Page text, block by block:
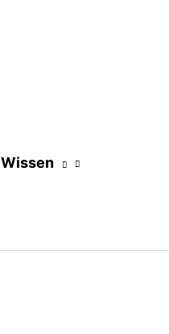
Wissen